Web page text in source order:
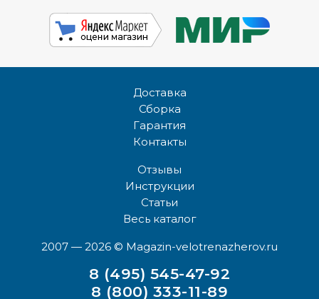
Доставка
Сборка
Гарантия
Контакты
Отзывы
Инструкции
Статьи
Весь каталог
2007 — 2026 © Magazin-velotrenazherov.ru
8 (495) 545-47-92
8 (800) 333-11-89